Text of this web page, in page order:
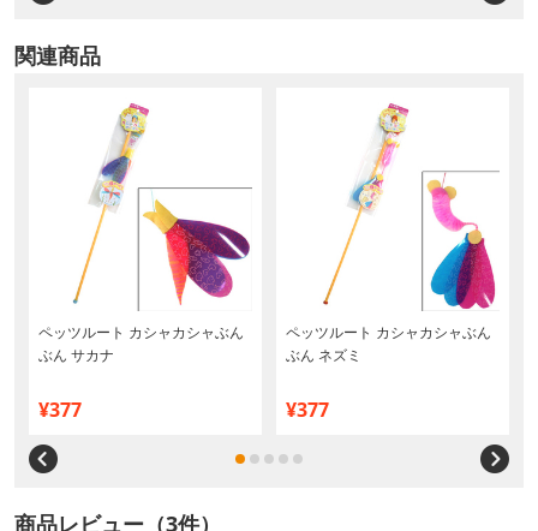
関連商品
ペッツルート カシャカシャぶん
ぶん サカナ
¥377
ペッツルート カシャカシャぶん
ぶん ネズミ
¥377
商品レビュー（3件）